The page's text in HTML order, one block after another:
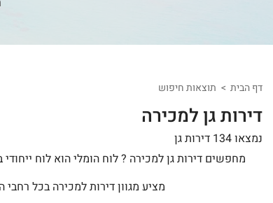
דף הבית תוצאות חיפוש
דירות גן למכירה
נמצאו 134 דירות גן
מחפשים דירות גן למכירה ? לוח הומלי הוא לוח
מציע מגוון דירות למכירה בכל